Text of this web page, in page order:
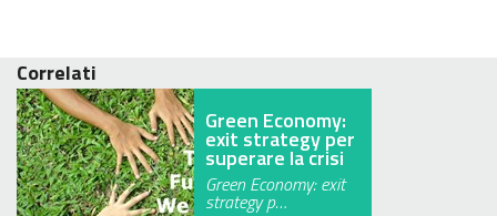
Correlati
Green Economy:
exit strategy per
superare la crisi
Green Economy: exit
strategy p…